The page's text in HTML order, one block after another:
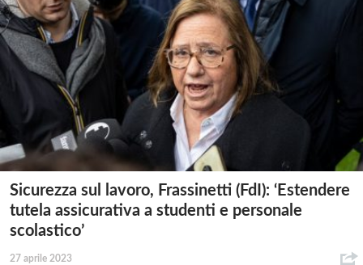
Sicurezza sul lavoro, Frassinetti (FdI): ‘Estendere
tutela assicurativa a studenti e personale
scolastico’
27 aprile 2023